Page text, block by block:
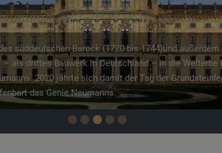
süddeutschen Barock (1720 bis 1744)und
– als drittes Bauwerk in Deutschland – in die
2020 jährte sich damit der Tag der
das Genie Neumanns.